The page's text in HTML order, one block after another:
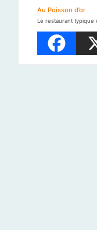
Au Poisson d’or
Le restaurant typique